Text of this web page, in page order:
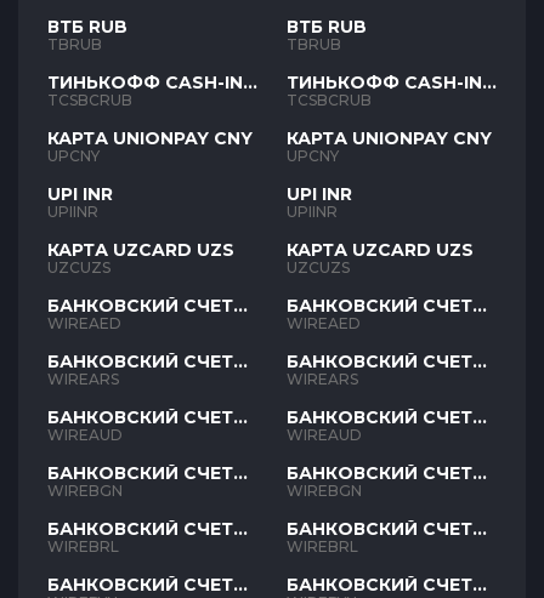
ВТБ RUB
TBRUB
ТИНЬКОФФ CASH-IN
RUB
TCSBCRUB
КАРТА UNIONPAY CNY
UPCNY
UPI INR
UPIINR
КАРТА UZCARD UZS
UZCUZS
БАНКОВСКИЙ СЧЕТ
AED
WIREAED
БАНКОВСКИЙ СЧЕТ
ARS
WIREARS
БАНКОВСКИЙ СЧЕТ
AUD
WIREAUD
БАНКОВСКИЙ СЧЕТ
BGN
WIREBGN
БАНКОВСКИЙ СЧЕТ
BRL
WIREBRL
БАНКОВСКИЙ СЧЕТ
ВТБ RUB
TBRUB
ТИНЬКОФФ CASH-IN
RUB
TCSBCRUB
КАРТА UNIONPAY CNY
UPCNY
UPI INR
UPIINR
КАРТА UZCARD UZS
UZCUZS
БАНКОВСКИЙ СЧЕТ
AED
WIREAED
БАНКОВСКИЙ СЧЕТ
ARS
WIREARS
БАНКОВСКИЙ СЧЕТ
AUD
WIREAUD
БАНКОВСКИЙ СЧЕТ
BGN
WIREBGN
БАНКОВСКИЙ СЧЕТ
BRL
WIREBRL
БАНКОВСКИЙ СЧЕТ